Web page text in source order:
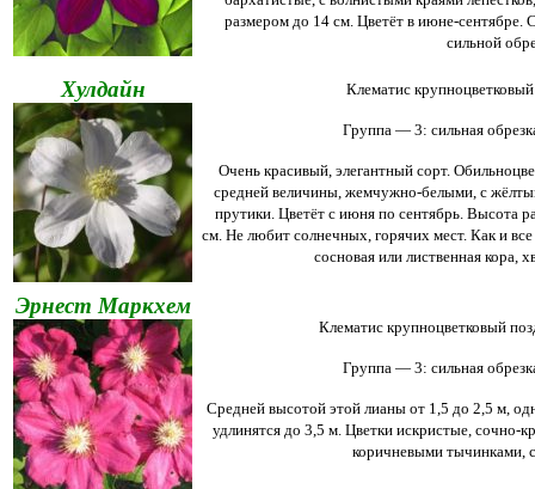
размером до 14 см. Цветёт в июне-
сильной
Хулдайн Клематис
Группа — 3: сильная
Очень красивый, элегантный сорт.
средней величины, жемчужно-белыми, с
прутики. Цветёт с июня по сентябрь. Высота
см. Не любит солнечных, горячих мест. Как и
сосновая или лиственная кора,
Эрнест Маркхем
Клематис крупноцветковый
Группа — 3: сильная
Средней высотой этой лианы от 1,5 до 2,5 м,
удлинятся до 3,5 м. Цветки искристые, сочно-
коричневыми тычинками,